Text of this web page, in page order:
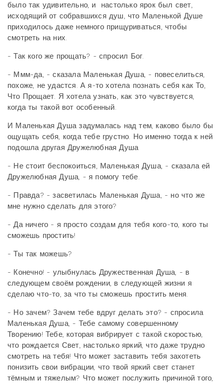
было так удивительно, и настолько ярок был свет,
исходящий от собравшихся душ, что Маленькой Душе
приходилось даже немного прищуриваться, чтобы
смотреть на них.
- Так кого же прощать? - спросил Бог.
- Ммм-да, - сказала Маленькая Душа, - повеселиться,
похоже, не удастся. А я-то хотела познать себя как То,
Что Прощает. Я хотела узнать, как это чувствуется,
когда ты такой вот особенный.
И Маленькая Душа задумалась над тем, каково было бы
ощущать себя, когда тебе грустно. Но именно тогда к ней
подошла другая Дружелюбная Душа
- Не стоит беспокоиться, Маленькая Душа, - сказала ей
Дружелюбная Душа, - я помогу тебе.
- Правда? - засветилась Маленькая Душа, - но что же
мне нужно сделать для этого?
- Да ничего - я просто создам для тебя кого-то, кого ты
сможешь простить!
- Ты так можешь?
- Конечно! - улыбнулась Дружественная Душа, - в
следующем своём рождении, в следующей жизни я
сделаю что-то, за что ты сможешь простить меня.
- Но зачем? Зачем тебе вдруг делать это? - спросила
Маленькая Душа, - Тебе самому совершенному
Творению! Тебе, которая вибрирует с такой скоростью,
что рождается Свет, настолько яркий, что даже трудно
смотреть на тебя! Что может заставить тебя захотеть
понизить свои вибрации, что твой яркий свет станет
тёмным и тяжелым? Что может послужить причиной того,